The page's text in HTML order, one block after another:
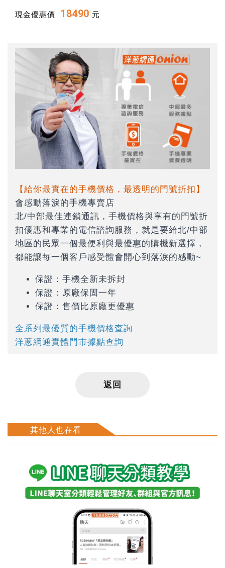
現金優惠價 18490 元
【給你最實在的手機價格，最透明的門號折扣】
會感動落淚的手機專賣店
北/中部最佳連鎖通訊，手機價格與享有的門號折
扣優惠和專業的電信諮詢服務，就是要給北/中部
地區的民眾一個最便利與最優惠的購機新選擇，
都能讓每一個客戶感受體會開心到落淚的感動~
保證：手機全新未拆封
保證：原廠保固一年
保證：售價比原廠更優惠
全系列最優質的手機價格查詢
洋蔥網通實體門市據點查詢
返回
其他人也在看